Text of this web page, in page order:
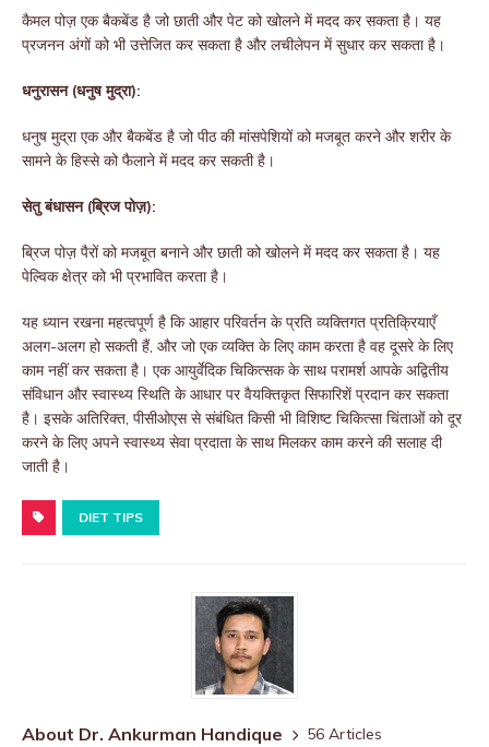
कैमल पोज़ एक बैकबेंड है जो छाती और पेट को खोलने में मदद कर सकता है। यह
प्रजनन अंगों को भी उत्तेजित कर सकता है और लचीलेपन में सुधार कर सकता है।
धनुरासन (धनुष मुद्रा):
धनुष मुद्रा एक और बैकबेंड है जो पीठ की मांसपेशियों को मजबूत करने और शरीर के
सामने के हिस्से को फैलाने में मदद कर सकती है।
सेतु बंधासन (ब्रिज पोज़):
ब्रिज पोज़ पैरों को मजबूत बनाने और छाती को खोलने में मदद कर सकता है। यह
पेल्विक क्षेत्र को भी प्रभावित करता है।
यह ध्यान रखना महत्वपूर्ण है कि आहार परिवर्तन के प्रति व्यक्तिगत प्रतिक्रियाएँ
अलग-अलग हो सकती हैं, और जो एक व्यक्ति के लिए काम करता है वह दूसरे के लिए
काम नहीं कर सकता है। एक आयुर्वेदिक चिकित्सक के साथ परामर्श आपके अद्वितीय
संविधान और स्वास्थ्य स्थिति के आधार पर वैयक्तिकृत सिफारिशें प्रदान कर सकता
है। इसके अतिरिक्त, पीसीओएस से संबंधित किसी भी विशिष्ट चिकित्सा चिंताओं को दूर
करने के लिए अपने स्वास्थ्य सेवा प्रदाता के साथ मिलकर काम करने की सलाह दी
जाती है।
DIET TIPS
About Dr. Ankurman Handique
56 Articles